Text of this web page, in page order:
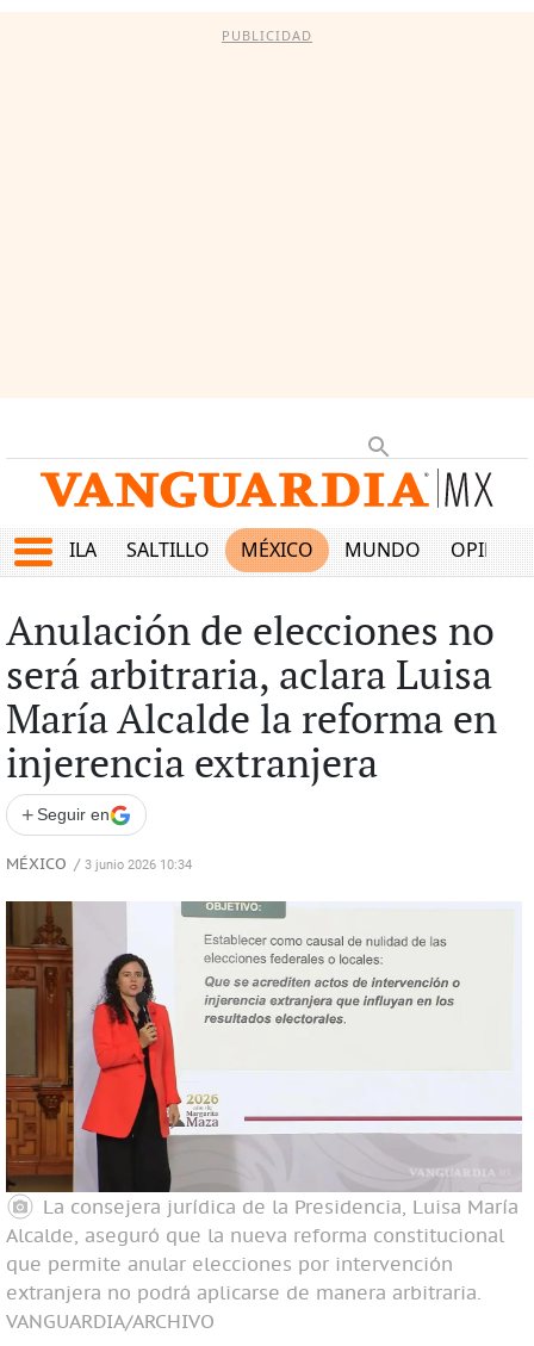
PUBLICIDAD
COAHUILA SALTILLO MÉXICO MUNDO OPINIÓN
Anulación de elecciones no
será arbitraria, aclara Luisa
María Alcalde la reforma en
injerencia extranjera
+ Seguir en
MÉXICO / 3 junio 2026 10:34
La consejera jurídica de la Presidencia, Luisa María
Alcalde, aseguró que la nueva reforma constitucional
que permite anular elecciones por intervención
extranjera no podrá aplicarse de manera arbitraria.
VANGUARDIA/ARCHIVO